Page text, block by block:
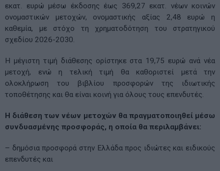
εκατ. ευρώ μέσω έκδοσης έως 369,27 εκατ. νέων κοινών
ονομαστικών μετοχών, ονομαστικής αξίας 2,48 ευρώ η
καθεμία, με στόχο τη χρηματοδότηση του στρατηγικού
σχεδίου 2026-2030.
Η μέγιστη τιμή διάθεσης ορίστηκε στα 19,75 ευρώ ανά νέα
μετοχή, ενώ η τελική τιμή θα καθοριστεί μετά την
ολοκλήρωση του βιβλίου προσφορών της ιδιωτικής
τοποθέτησης και θα είναι κοινή για όλους τους επενδυτές.
Η διάθεση των νέων μετοχών θα πραγματοποιηθεί μέσω
συνδυασμένης προσφοράς, η οποία θα περιλαμβάνει:
– δημόσια προσφορά στην Ελλάδα προς ιδιώτες και ειδικούς
επενδυτές και